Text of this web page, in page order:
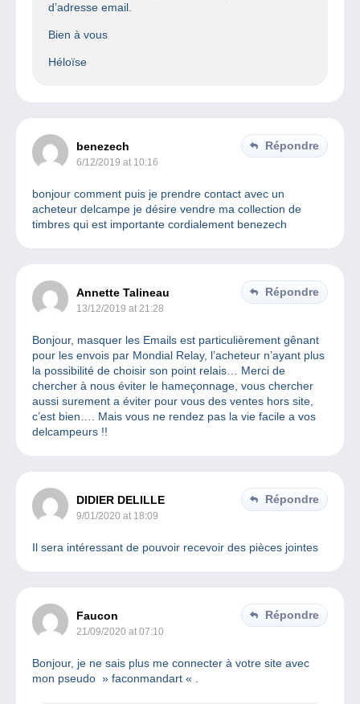
d’adresse email.
Bien à vous
Héloïse
benezech
6/12/2019 at 10:16
Répondre
bonjour comment puis je prendre contact avec un
acheteur delcampe je désire vendre ma collection de
timbres qui est importante cordialement benezech
Annette Talineau
13/12/2019 at 21:28
Répondre
Bonjour, masquer les Emails est particulièrement gênant
pour les envois par Mondial Relay, l’acheteur n’ayant plus
la possibilité de choisir son point relais… Merci de
chercher à nous éviter le hameçonnage, vous chercher
aussi surement a éviter pour vous des ventes hors site,
c’est bien…. Mais vous ne rendez pas la vie facile a vos
delcampeurs !!
DIDIER DELILLE
9/01/2020 at 18:09
Répondre
Il sera intéressant de pouvoir recevoir des pièces jointes
Faucon
21/09/2020 at 07:10
Répondre
Bonjour, je ne sais plus me connecter à votre site avec
mon pseudo » faconmandart « .